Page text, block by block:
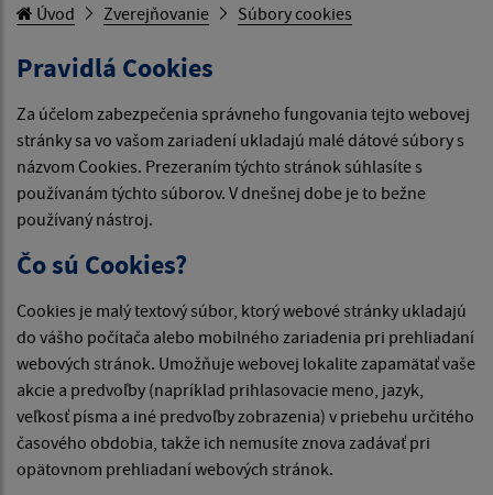
Úvod Zverejňovanie Súbory cookies
Pravidlá Cookies
Za účelom zabezpečenia správneho fungovania tejto webovej
stránky sa vo vašom zariadení ukladajú malé dátové súbory s
názvom Cookies. Prezeraním týchto stránok súhlasíte s
používanám týchto súborov. V dnešnej dobe je to bežne
používaný nástroj.
Čo sú Cookies?
Cookies je malý textový súbor, ktorý webové stránky ukladajú
do vášho počítača alebo mobilného zariadenia pri prehliadaní
webových stránok. Umožňuje webovej lokalite zapamätať vaše
akcie a predvoľby (napríklad prihlasovacie meno, jazyk,
veľkosť písma a iné predvoľby zobrazenia) v priebehu určitého
časového obdobia, takže ich nemusíte znova zadávať pri
opätovnom prehliadaní webových stránok.